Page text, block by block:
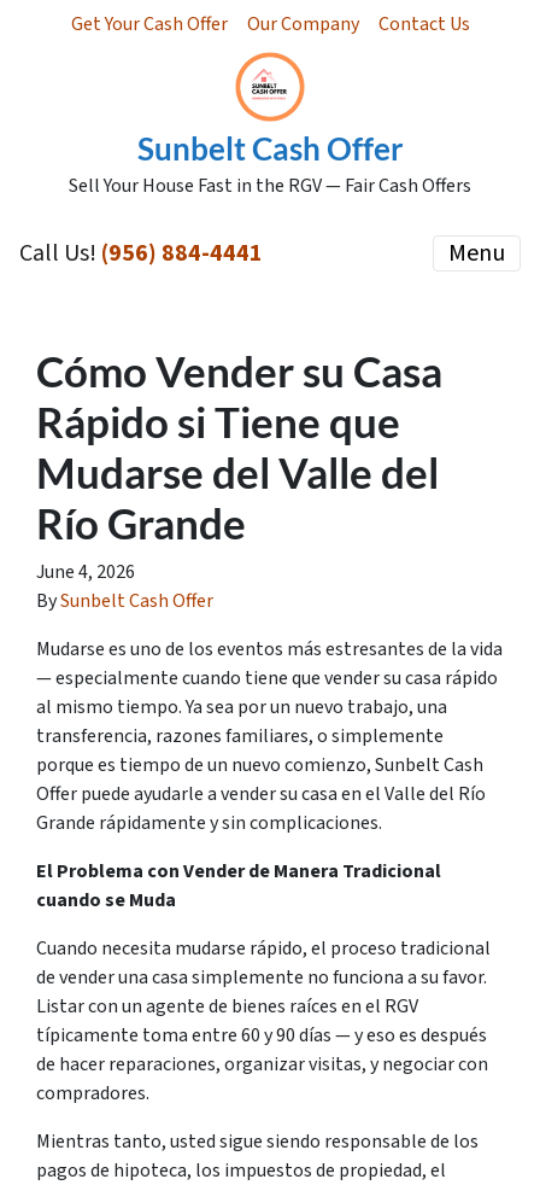
Get Your Cash Offer Our Company Contact Us
Sunbelt Cash Offer
Sell Your House Fast in the RGV — Fair Cash Offers
Call Us! (956) 884-4441 Menu
Cómo Vender su Casa
Rápido si Tiene que
Mudarse del Valle del
Río Grande
June 4, 2026
BySunbelt Cash Offer
Mudarse es uno de los eventos más estresantes de la vida
— especialmente cuando tiene que vender su casa rápido
al mismo tiempo. Ya sea por un nuevo trabajo, una
transferencia, razones familiares, o simplemente
porque es tiempo de un nuevo comienzo, Sunbelt Cash
Offer puede ayudarle a vender su casa en el Valle del Río
Grande rápidamente y sin complicaciones.
El Problema con Vender de Manera Tradicional
cuando se Muda
Cuando necesita mudarse rápido, el proceso tradicional
de vender una casa simplemente no funciona a su favor.
Listar con un agente de bienes raíces en el RGV
típicamente toma entre 60 y 90 días — y eso es después
de hacer reparaciones, organizar visitas, y negociar con
compradores.
Mientras tanto, usted sigue siendo responsable de los
pagos de hipoteca, los impuestos de propiedad, el